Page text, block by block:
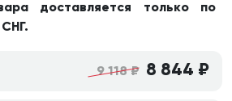
доставляется только по
9 118 ₽ 8 844 ₽